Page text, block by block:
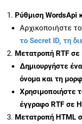
Ρύθμιση WordsApi
Αρχικοποιήστε το
το Secret ID, τη
Μετατροπή RTF σε
Δημιουργήστε ένα
όνομα και τη
Χρησιμοποιήστε
έγγραφο RTF σε
Μετατροπή HTML